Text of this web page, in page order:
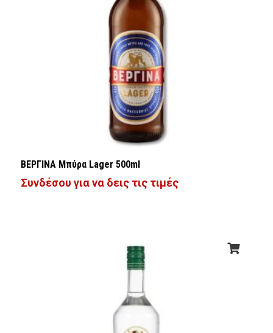
ΒΕΡΓΙΝΑ Μπύρα Lager 500ml
Συνδέσου για να δεις τις τιμές